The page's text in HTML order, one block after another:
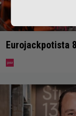
Eurojackpotista